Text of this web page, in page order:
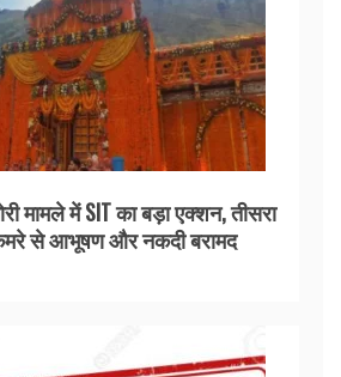
मामले में SIT का बड़ा एक्शन, तीसरा
से आभूषण और नकदी बरामद